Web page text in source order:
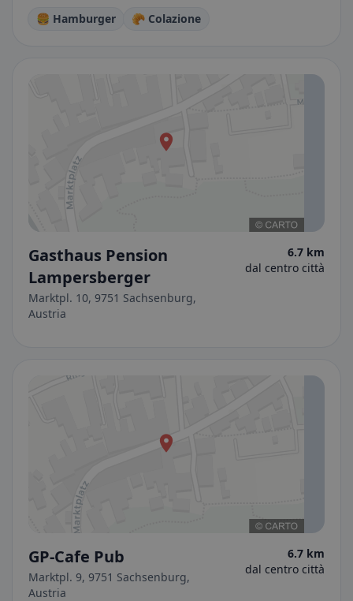
🍔 Hamburger 🥐 Colazione
Gasthaus Pension
Lampersberger
Marktpl. 10, 9751 Sachsenburg,
Austria
6.7 km
dal centro città
GP-Cafe Pub
Marktpl. 9, 9751 Sachsenburg,
Austria
6.7 km
dal centro città